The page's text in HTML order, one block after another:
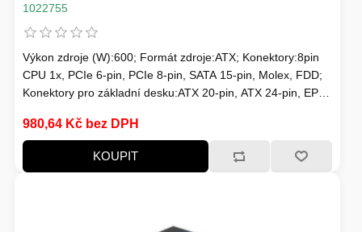
1022755
Výkon zdroje (W):600; Formát zdroje:ATX; Konektory:8pin
CPU 1x, PCIe 6-pin, PCIe 8-pin, SATA 15-pin, Molex, FDD;
Konektory pro základní desku:ATX 20-pin, ATX 24-pin, EPS
980,64 Kč bez DPH
KOUPIT